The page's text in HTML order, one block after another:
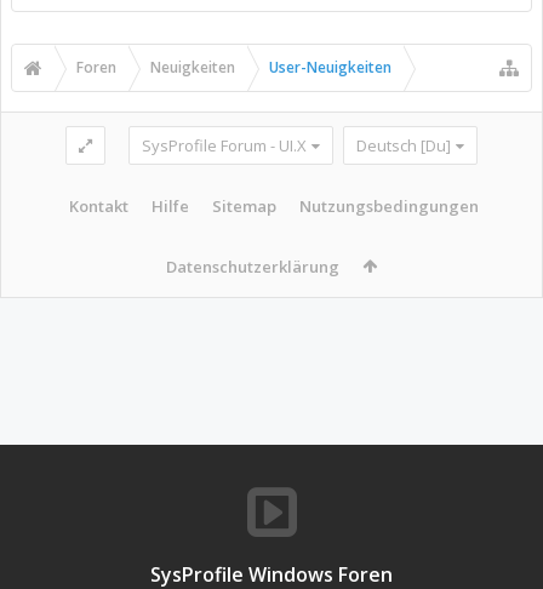
Foren Neuigkeiten User-Neuigkeiten
SysProfile Forum - UI.X Deutsch [Du]
Kontakt Hilfe Sitemap Nutzungsbedingungen
Datenschutzerklärung
SysProfile Windows Foren